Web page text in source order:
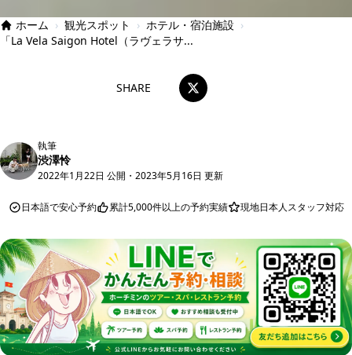
ホーム › 観光スポット › ホテル・宿泊施設 ›
「La Vela Saigon Hotel（ラヴェラサ...
SHARE
執筆
渋澤怜
2022年1月22日 公開 ・ 2023年5月16日 更新
日本語で安心予約 累計5,000件以上の予約実績 現地日本人スタッフ対応